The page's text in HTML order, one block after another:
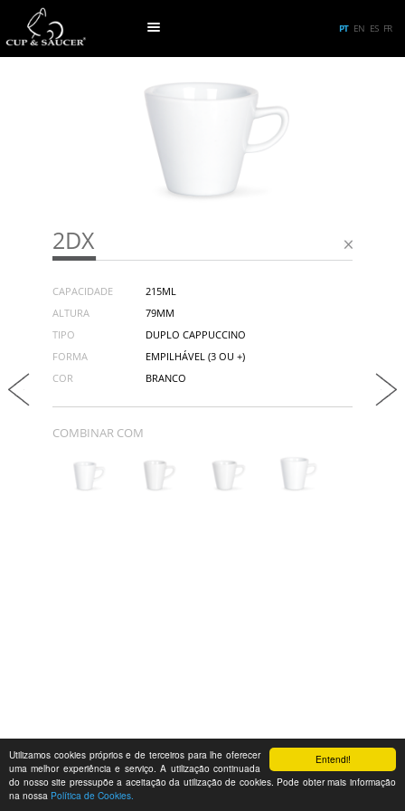
Entendi!
Utilizamos cookies próprios e de terceiros para lhe oferecer
uma melhor experiência e serviço. A utilização continuada
do nosso site pressupõe a aceitação da utilização de cookies. Pode obter mais informação
na nossa Política de Cookies.
PT EN ES FR
2DX
CAPACIDADE
215ML
ALTURA
79MM
TIPO
DUPLO CAPPUCCINO
FORMA
EMPILHÁVEL (3 OU +)
COR
BRANCO
COMBINAR COM